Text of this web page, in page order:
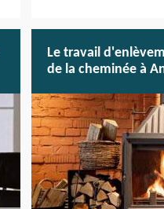
Le travail
de la cheminée à